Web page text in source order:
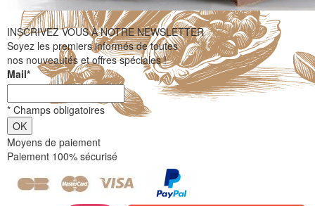
INSCRIVEZ VOUS À NOTRE NEWSLETTER
Soyez les premiers informés de toutes
nos nouveautés et offres spéciales !
Mail*
* Champs obligatoires
Moyens de paiement
Paiement 100% sécurisé